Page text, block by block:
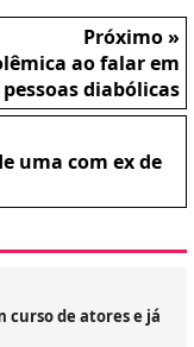
Próximo »
ao falar em
pessoas diabólicas
uma com ex de
curso de atores e já